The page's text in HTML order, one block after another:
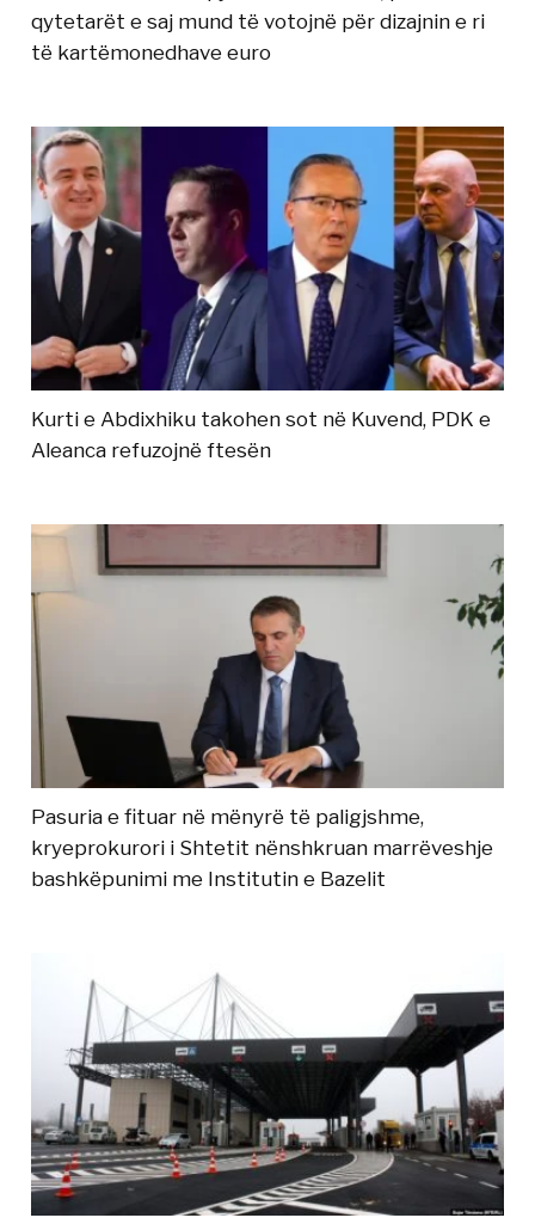
qytetarët e saj mund të votojnë për dizajnin e ri
të kartëmonedhave euro
Kurti e Abdixhiku takohen sot në Kuvend, PDK e
Aleanca refuzojnë ftesën
Pasuria e fituar në mënyrë të paligjshme,
kryeprokurori i Shtetit nënshkruan marrëveshje
bashkëpunimi me Institutin e Bazelit